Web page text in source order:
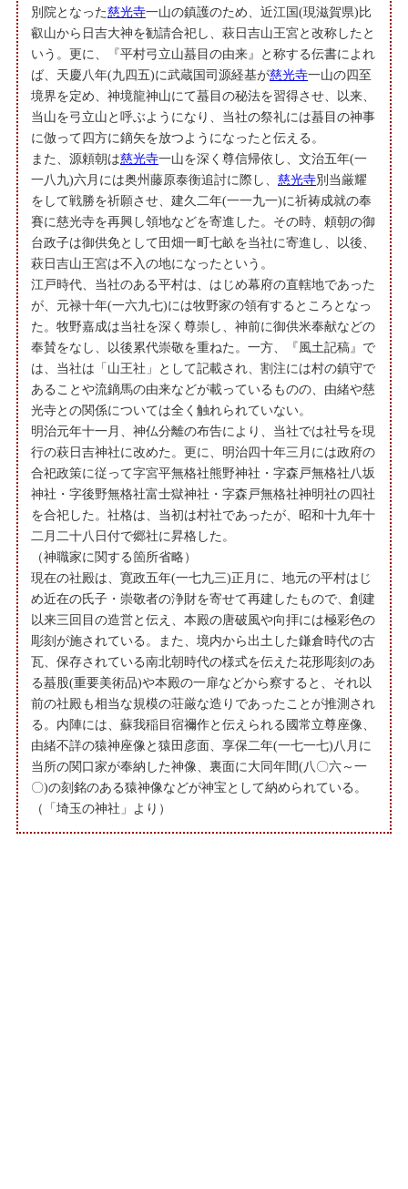
別院となった慈光寺一山の鎮護のため、近江国(現滋賀県)比
叡山から日吉大神を勧請合祀し、萩日吉山王宮と改称したと
いう。更に、『平村弓立山蟇目の由来』と称する伝書によれ
ば、天慶八年(九四五)に武蔵国司源経基が慈光寺一山の四至
境界を定め、神境龍神山にて蟇目の秘法を習得させ、以来、
当山を弓立山と呼ぶようになり、当社の祭礼には蟇目の神事
に倣って四方に鏑矢を放つようになったと伝える。
また、源頼朝は慈光寺一山を深く尊信帰依し、文治五年(一
一八九)六月には奥州藤原泰衡追討に際し、慈光寺別当厳耀
をして戦勝を祈願させ、建久二年(一一九一)に祈祷成就の奉
賽に慈光寺を再興し領地などを寄進した。その時、頼朝の御
台政子は御供免として田畑一町七畝を当社に寄進し、以後、
萩日吉山王宮は不入の地になったという。
江戸時代、当社のある平村は、はじめ幕府の直轄地であった
が、元禄十年(一六九七)には牧野家の領有するところとなっ
た。牧野嘉成は当社を深く尊崇し、神前に御供米奉献などの
奉賛をなし、以後累代崇敬を重ねた。一方、『風土記稿』で
は、当社は「山王社」として記載され、割注には村の鎮守で
あることや流鏑馬の由来などが載っているものの、由緒や慈
光寺との関係については全く触れられていない。
明治元年十一月、神仏分離の布告により、当社では社号を現
行の萩日吉神社に改めた。更に、明治四十年三月には政府の
合祀政策に従って字宮平無格社熊野神社・字森戸無格社八坂
神社・字後野無格社富士獄神社・字森戸無格社神明社の四社
を合祀した。社格は、当初は村社であったが、昭和十九年十
二月二十八日付で郷社に昇格した。
（神職家に関する箇所省略）
現在の社殿は、寛政五年(一七九三)正月に、地元の平村はじ
め近在の氏子・崇敬者の浄財を寄せて再建したもので、創建
以来三回目の造営と伝え、本殿の唐破風や向拝には極彩色の
彫刻が施されている。また、境内から出土した鎌倉時代の古
瓦、保存されている南北朝時代の様式を伝えた花形彫刻のあ
る蟇股(重要美術品)や本殿の一扉などから察すると、それ以
前の社殿も相当な規模の荘厳な造りであったことが推測され
る。内陣には、蘇我稲目宿禰作と伝えられる國常立尊座像、
由緒不詳の猿神座像と猿田彦面、享保二年(一七一七)八月に
当所の関口家が奉納した神像、裏面に大同年間(八〇六～一
〇)の刻銘のある猿神像などが神宝として納められている。
（「埼玉の神社」より）